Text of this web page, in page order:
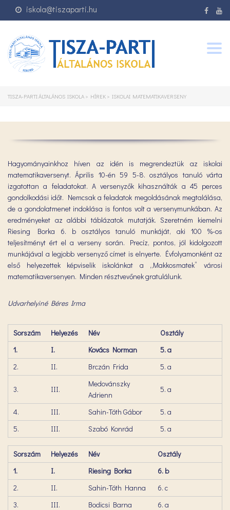
iskola@tiszaparti.hu
TISZA-PARTI ÁLTALÁNOS ISKOLA > HÍREK > ISKOLAI MATEMATIKAVERSENY
Hagyományainkhoz híven az idén is megrendeztük az iskolai
matematikaversenyt. Április 10-én 59 5-8. osztályos tanuló várta
izgatottan a feladatokat. A versenyzők kihasználták a 45 perces
gondolkodási időt. Nemcsak a feladatok megoldásának megtalálása,
de a gondolatmenet indoklása is fontos volt a versenymunkában. Az
eredményeket az alábbi táblázatok mutatják. Szeretném kiemelni
Riesing Borka 6. b osztályos tanuló munkáját, aki 100 %-os
teljesítményt ért el a verseny során. Precíz, pontos, jól kidolgozott
munkájával a legjobb versenyző címet is elnyerte. Évfolyamonként az
első helyezettek képviselik iskolánkat a „Makkosmatek” városi
matematikaversenyen. Minden résztvevőnek gratulálunk.
Udvarhelyiné Béres Irma
Sorszám Helyezés Név
Osztály
1.
I. Kovács Norman
5. a
2.
II. Brczán Frida 5. a
3. III.
Medovánszky
Adrienn
5. a
4. III. Sahin-Tóth Gábor
5. a
5.
III. Szabó Konrád 5. a
Sorszám Helyezés Név
Osztály
1.
I. Riesing Borka
6. b
2.
II. Sahin-Tóth Hanna
6. c
3.
III. Bodicsi Barna 6. a